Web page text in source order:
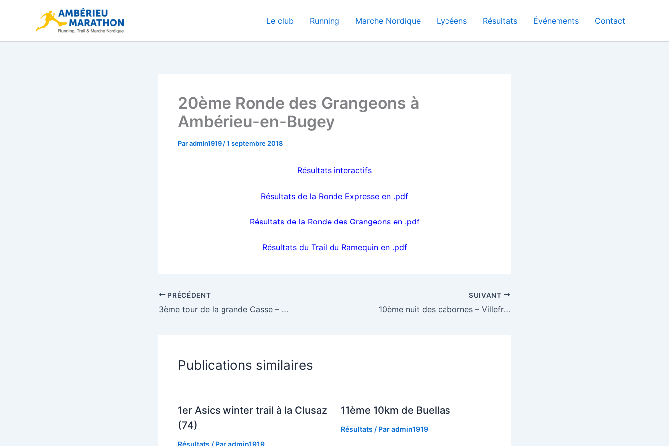
Le club Running Marche Nordique Lycéens Résultats Événements Contact
20ème Ronde des Grangeons à
Ambérieu-en-Bugey
Paradmin1919 /1 septembre 2018
Résultats interactifs
Résultats de la Ronde Expresse en .pdf
Résultats de la Ronde des Grangeons en .pdf
Résultats du Trail du Ramequin en .pdf
PRÉCÉDENT
3ème tour de la grande Casse – Pralognan-la-Vanoise
SUIVANT
10ème nuit des cabornes – Villefranche-sur-Saône (69)
Publications similaires
1er Asics winter trail à la Clusaz
(74)
Résultats / Paradmin1919
11ème 10km de Buellas
Résultats / Paradmin1919